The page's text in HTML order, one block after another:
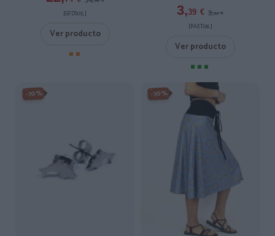
[GFDS05 ]
Ver producto
3,39 € 3,99 €
[PAET06 ]
Ver producto
-70% -70%